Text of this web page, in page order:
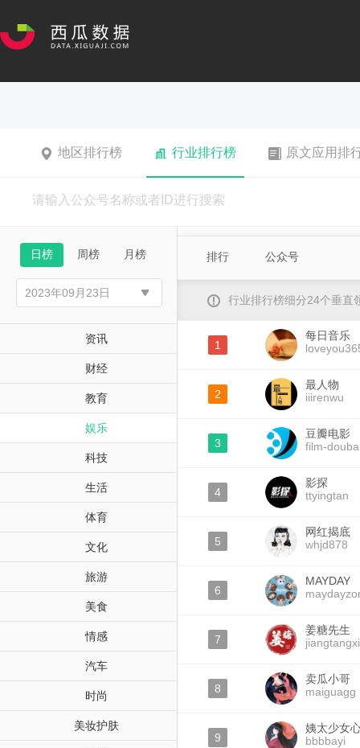
地区排行榜 行业排行榜 原文应用排
日榜 周榜 月榜
资讯
财经
教育
娱乐
科技
生活
体育
文化
旅游
美食
情感
汽车
时尚
美妆护肤
排行 公众号
行业排行榜细分24个垂直
1
每日音乐
2
最人物
iiirenwu
3
豆瓣电影
film-
4
影探
ttyingtan
5
网红揭底
whjd878
6
MAYDAY
7
姜糖先生
8
卖瓜小哥
maiguagg
9
姨太少女
bbbbayi